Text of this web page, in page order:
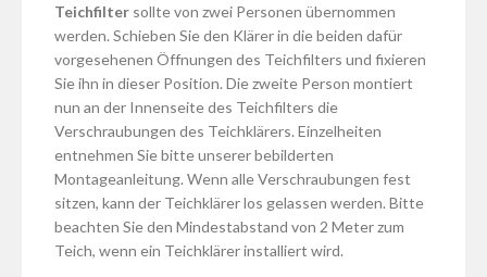
Teichfilter sollte von zwei Personen übernommen
werden. Schieben Sie den Klärer in die beiden dafür
vorgesehenen Öffnungen des Teichfilters und fixieren
Sie ihn in dieser Position. Die zweite Person montiert
nun an der Innenseite des Teichfilters die
Verschraubungen des Teichklärers. Einzelheiten
entnehmen Sie bitte unserer bebilderten
Montageanleitung. Wenn alle Verschraubungen fest
sitzen, kann der Teichklärer los gelassen werden. Bitte
beachten Sie den Mindestabstand von 2 Meter zum
Teich, wenn ein Teichklärer installiert wird.